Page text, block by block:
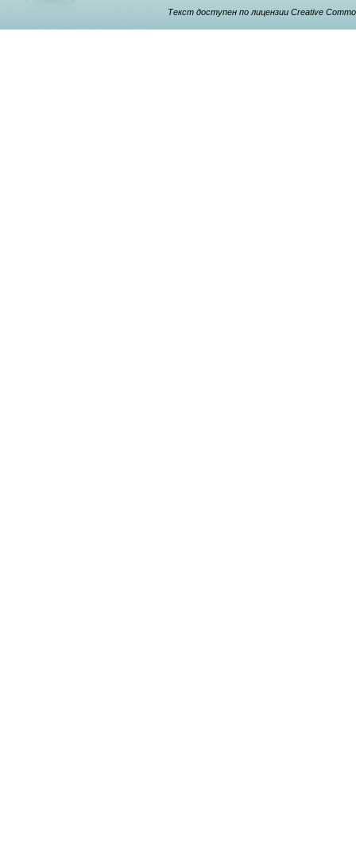
Текст доступен по лицензии Creative